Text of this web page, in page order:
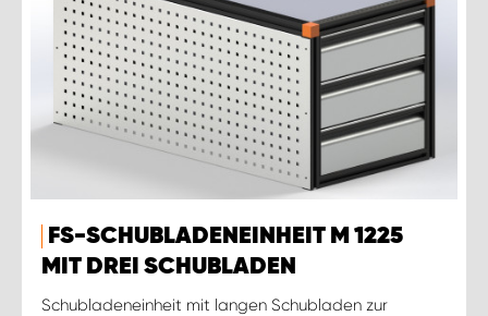
FS-SCHUBLADENEINHEIT M 1225
MIT DREI SCHUBLADEN
Schubladeneinheit mit langen Schubladen zur